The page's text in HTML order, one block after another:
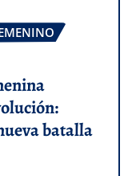
batalla